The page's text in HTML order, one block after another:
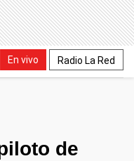
En vivo Radio La Red
de